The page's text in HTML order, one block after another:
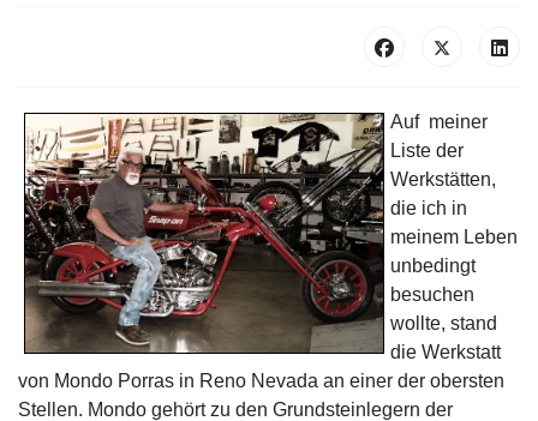
Auf meiner
Liste der
Werkstätten,
die ich in
meinem Leben
unbedingt
besuchen
wollte, stand
die Werkstatt
von Mondo Porras in Reno Nevada an einer der obersten
Stellen. Mondo gehört zu den Grundsteinlegern der